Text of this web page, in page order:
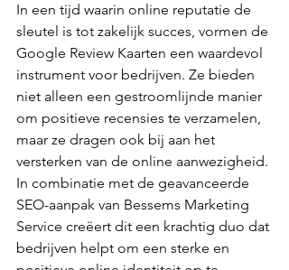
In een tijd waarin online reputatie de
sleutel is tot zakelijk succes, vormen de
Google Review Kaarten een waardevol
instrument voor bedrijven. Ze bieden
niet alleen een gestroomlijnde manier
om positieve recensies te verzamelen,
maar ze dragen ook bij aan het
versterken van de online aanwezigheid.
In combinatie met de geavanceerde
SEO-aanpak van Bessems Marketing
Service creëert dit een krachtig duo dat
bedrijven helpt om een sterke en